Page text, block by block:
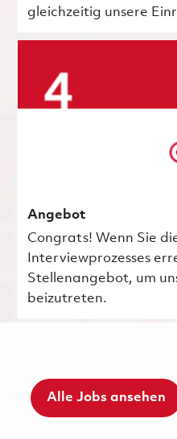
gleichzeitig unsere
Angebot
Congrats! Wenn Sie
Interviewprozesses
Stellenangebot, um
beizutreten.
Alle Jobs ansehen